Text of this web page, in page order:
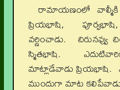
రామాయణంలో వాల్మీకి
ప్రియభాషి,
వర్ణించాడు. చిరునవ్వు
స్మితభాషి.
మాట్లాడేవాడు ప్రియభాషి.
ముందుగా మాట